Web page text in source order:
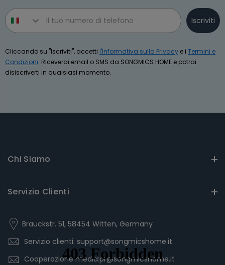
Phone number
Iscriviti
Cliccando su "Iscriviti", accetti l'Informativa sulla Privacy e i Termini e
Condizioni. Riceverai email o SMS da SONGMICS HOME e potrai
disiscriverti in qualsiasi momento.
Chi Siamo
Servizio Clienti
Brauckstr. 51, 58454 Witten, Germany
Servizio clienti: support@songmicshome.it
Cooperazione media:pr@songmicshome.it